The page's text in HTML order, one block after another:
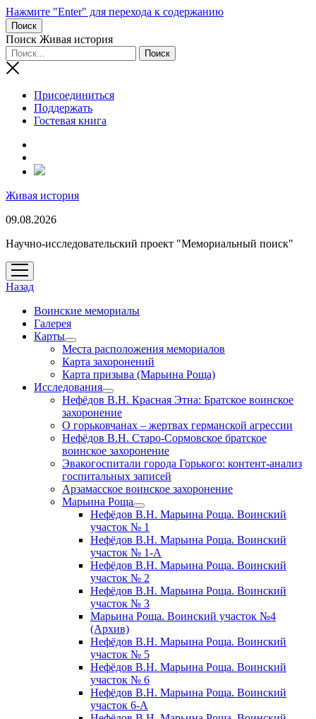
Нажмите "Enter" для перехода к содержанию
Поиск
Поиск Живая история
Присоединиться
Поддержать
Гостевая книга
RuTube
Живая история
09.08.2026
Научно-исследовательский проект "Мемориальный поиск"
открыть
меню
Назад
Воинские мемориалы
Галерея
Карты
открыть
меню
Места расположения мемориалов
Карта захоронений
Карта призыва (Марьина Роща)
Исследования
открыть
меню
Нефёдов В.Н. Красная Этна: Братское воинское
захоронение
О горьковчанах – жертвах германской агрессии
Нефёдов В.Н. Старо-Сормовское братское
воинское захоронение
Эвакогоспитали города Горького: контент-анализ
госпитальных записей
Арзамасское воинское захоронение
Марьина Роща
открыть
меню
Нефёдов В.Н. Марьина Роща. Воинский
участок № 1
Нефёдов В.Н. Марьина Роща. Воинский
участок № 1-А
Нефёдов В.Н. Марьина Роща. Воинский
участок № 2
Нефёдов В.Н. Марьина Роща. Воинский
участок № 3
Марьина Роща. Воинский участок №4
(Архив)
Нефёдов В.Н. Марьина Роща. Воинский
участок № 5
Нефёдов В.Н. Марьина Роща. Воинский
участок № 6
Нефёдов В.Н. Марьина Роща. Воинский
участок 6-А